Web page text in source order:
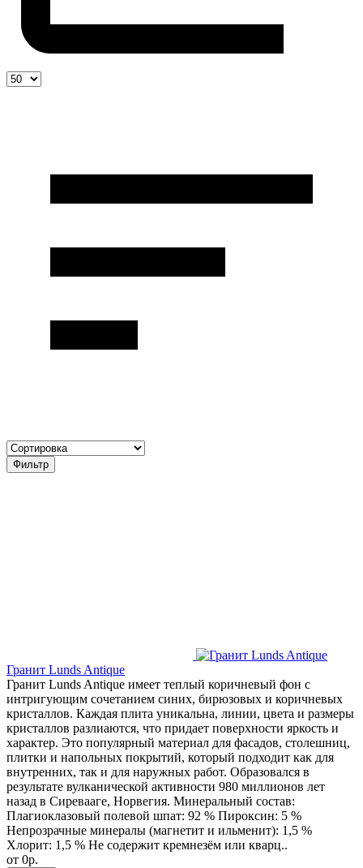
Фильтр
Гранит Lunds Antique
Гранит Lunds Antique имеет теплый коричневый фон с
интригующим сочетанием синих, бирюзовых и коричневых
кристаллов. Каждая плита уникальна, линии, цвета и размеры
кристаллов разлиаются, что придает поверхности яркость и
характер. Это популярный материал для фасадов, столешниц,
плитки и напольных покрытий, который подходит как для
внутренних, так и для наружных работ. Образовался в
результате вулканической активности 980 миллионов лет
назад в Сиревааге, Норвегия. Минеральный состав:
Плагиоклазовый полевой шпат: 92 % Пироксин: 5 %
Непрозрачные минералы (магнетит и ильменит): 1,5 %
Хлорит: 1,5 % Не содержит кремнезём или кварц..
от 0р.